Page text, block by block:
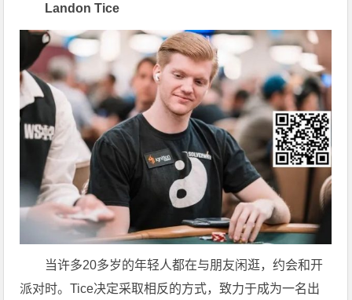
Landon Tice
当许多20多岁的年轻人都在与朋友闲逛，约会和开
派对时。Tice决定采取相反的方式，致力于成为一名出